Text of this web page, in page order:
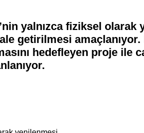
yalnızca fiziksel
getirilmesi
hedefleyen proje ile